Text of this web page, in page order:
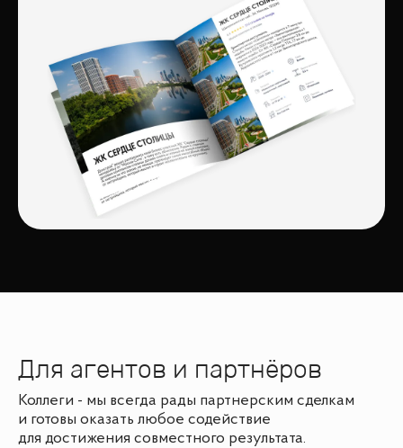
Для агентов и партнёров
Коллеги - мы всегда рады партнерским сделкам
и готовы оказать любое содействие
для достижения совместного результата.